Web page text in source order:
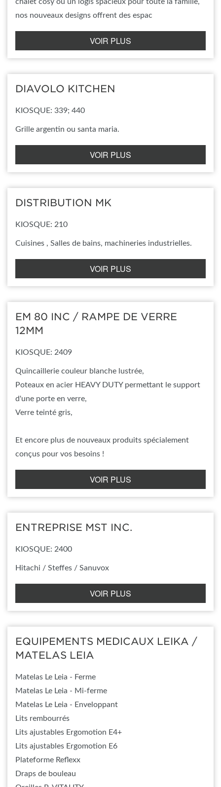
nos nouveaux designs offrent des espac
VOIR PLUS
DIAVOLO KITCHEN
KIOSQUE: 339; 440
Grille argentin ou santa maria.
VOIR PLUS
DISTRIBUTION MK
KIOSQUE: 210
Cuisines , Salles de bains, machineries industrielles.
VOIR PLUS
EM 80 INC / RAMPE DE VERRE
12MM
KIOSQUE: 2409
Quincaillerie couleur blanche lustrée,
Poteaux en acier HEAVY DUTY permettant le support
d'une porte en verre,
Verre teinté gris,
Et encore plus de nouveaux produits spécialement
conçus pour vos besoins !
VOIR PLUS
ENTREPRISE MST INC.
KIOSQUE: 2400
Hitachi / Steffes / Sanuvox
VOIR PLUS
EQUIPEMENTS MEDICAUX LEIKA /
MATELAS LEIA
Matelas Le Leia - Ferme
Matelas Le Leia - Mi-ferme
Matelas Le Leia - Enveloppant
Lits rembourrés
Lits ajustables Ergomotion E4+
Lits ajustables Ergomotion E6
Plateforme Reflexx
Draps de bouleau